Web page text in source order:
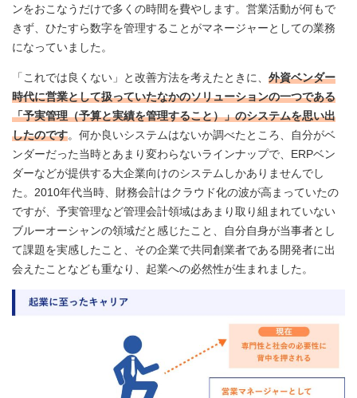
ンをおこなうだけで多くの時間を費やします。営業活動が何もで
きず、ひたすら数字を管理することがマネージャーとしての業務
になっていました。
「これでは良くない」と改善方法を考えたときに、 外資ベンダー
時代に営業として扱っていたなかのソリューションの一つである
「予実管理（予算と実績を管理すること）」のシステムを思い出
したのです。何か良いシステムはないか調べたところ、自分がベ
ンダーだった当時とあまり変わらないラインナップで、ERPベン
ダーなどが提供する大企業向けのシステムしかありませんでし
た。2010年代当時、財務会計はクラウド化の波が高まっていたの
ですが、予実管理など管理会計領域はあまり取り組まれていない
ブルーオーシャンの領域だと感じたこと、自分自身が当事者とし
て課題を実感したこと、その企業で共同創業者である開発者に出
会えたことなども重なり、起業への必然性が生まれました。